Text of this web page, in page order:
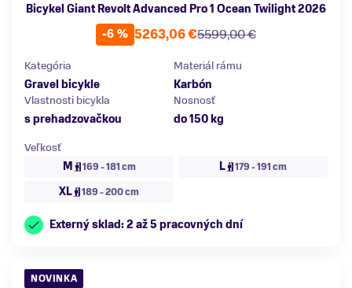
Bicykel Giant Revolt Advanced Pro 1 Ocean Twilight 2026
-6 %
5599,00 €
5263,06 €
Kategória
Gravel bicykle
Materiál rámu
Karbón
Vlastnosti bicykla
s prehadzovačkou
Nosnosť
do 150 kg
Veľkosť
M
169 - 181 cm L 179 - 191 cm
XL 189 - 200 cm
Externý sklad: 2 až 5 pracovných dní
NOVINKA